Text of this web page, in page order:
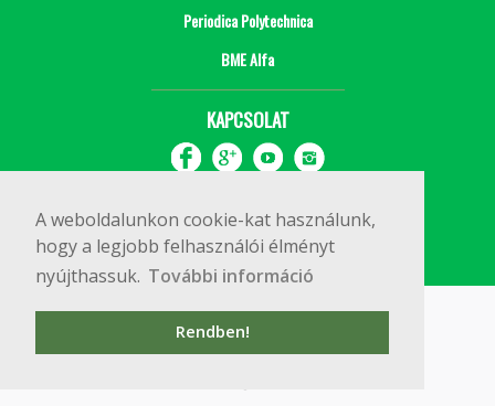
A weboldalunkon cookie-kat használunk,
hogy a legjobb felhasználói élményt
nyújthassuk. További információ
Rendben!
Periodica Polytechnica
BME Alfa
KAPCSOLAT
Copyright © 2020 BME Építőmérnöki Kar
1111 Budapest, Műegyetem rkp. 3.